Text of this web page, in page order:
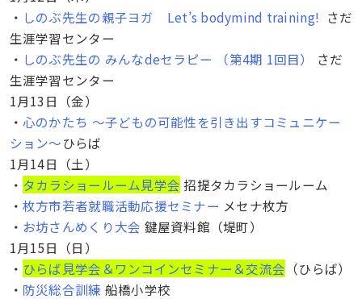
（1/12）第30回 3B体操でほかほか元気（1/18）マタ
ニティママランチ会 inソライロ・ピクニックカフェ
（1/23）裂き織り&裂き編み教室 『みつまり』 お花ア
クセサリー/お祝いガーランドin枚方公園(1/25)UVレジ
ンで飾ろうブックマーカーin枚方公園(1/25)しのぶ先生
の親子ヨガ Let’s bodymind training!(1/26）La
Tilleulの焼き菓子教室 バレンタイン編（1/27）追加
・ しのぶ先生の親子ヨガ Let’s bodymind training! さだ
生涯学習センター
・ しのぶ先生の みんなdeセラピー （第4期 1回目）
さだ
生涯学習センター
1月13日（金）
・ 心のかたち 〜子どもの可能性を引き出すコミュニケー
ション〜ひらば
1月14日（土）
・ タカラショールーム見学会 招提タカラショールーム
・ 枚方市若者就職活動応援セミナー メセナ枚方
・ お坊さんめくり大会 鍵屋資料館（堤町）
1月15日（日）
・ ひらば見学会＆ワンコインセミナー＆交流会 （ひらば）
・ 防災総合訓練 船橋小学校